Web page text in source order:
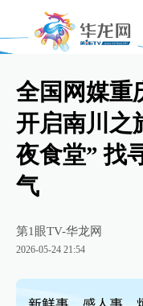
全国网媒重
开启南川之
夜食堂” 找
气
第1眼TV-华龙网
2026-05-24 21:54